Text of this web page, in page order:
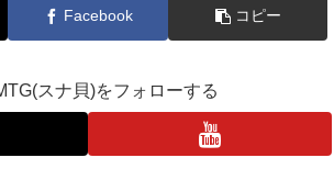
Facebook コピー
スナ貝)をフォローする